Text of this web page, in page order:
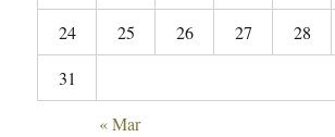
24
25 26 27 28
31
« Mar